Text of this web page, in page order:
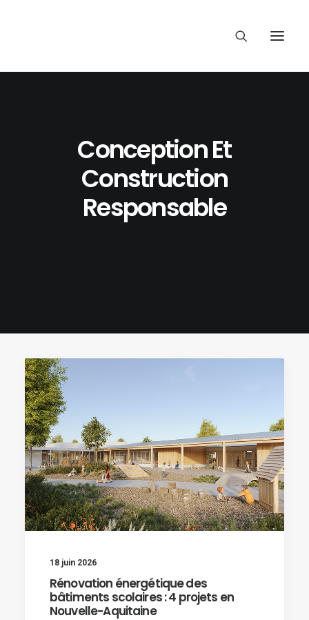
Conception Et
Construction
Responsable
18 juin 2026
Rénovation énergétique des
bâtiments scolaires : 4 projets en
Nouvelle-Aquitaine